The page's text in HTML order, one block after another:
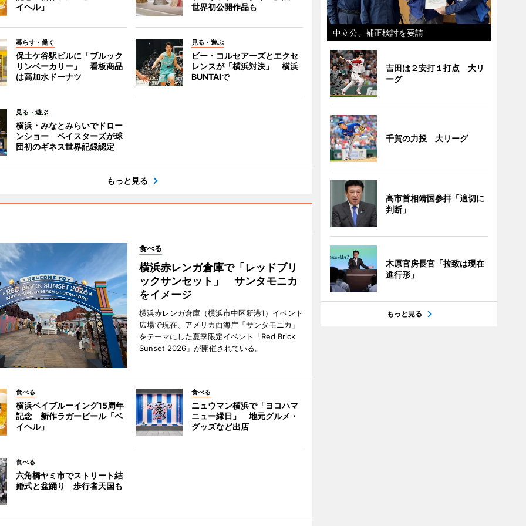
イヘル」
世界初公開作品も
暮らす・働く
保土ケ谷駅ビルに「ブルック
リンベーカリー」 看板商品
は高加水ドーナツ
見る・遊ぶ
ビー・コルセアーズとエクセ
レンスが「横浜対決」 横浜
BUNTAIで
見る・遊ぶ
横浜・みなとみらいでドロー
ンショー ベイスターズが球
団初のギネス世界記録認定
もっと見る
食べる
横浜赤レンガ倉庫で「レッドブリ
ックサンセット」 サンタモニカ
をイメージ
横浜赤レンガ倉庫（横浜市中区新港1）イベント
広場で現在、アメリカ西海岸「サンタモニカ」
をテーマにした夏季限定イベント「Red Brick
Sunset 2026」が開催されている。
食べる
横浜ベイブルーイング15周年
記念 新作ラガービール「ベ
イヘル」
食べる
ニュウマン横浜で「ヨコハマ
ニュー縁日」 地元グルメ・
グッズなど出店
食べる
六角橋ヤミ市でストリート結
婚式と盆踊り 歩行者天国も
中立公、補正検討を要請
吉田は２安打１打点 大リ
ーグ
千賀の力投 大リーグ
高市首相靖国参拝「適切に
判断」
木原官房長官「拉致は現在
進行形」
もっと見る